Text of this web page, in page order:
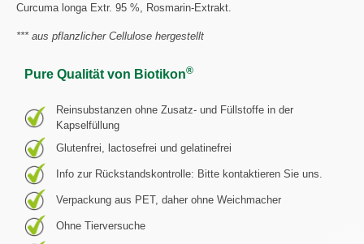
Curcuma longa Extr. 95 %, Rosmarin-Extrakt.
*** aus pflanzlicher Cellulose hergestellt
Pure Qualität von Biotikon®
Reinsubstanzen ohne Zusatz- und Füllstoffe in der
Kapselfüllung
Glutenfrei, lactosefrei und gelatinefrei
Info zur Rückstandskontrolle: Bitte kontaktieren Sie uns.
Verpackung aus PET, daher ohne Weichmacher
Ohne Tierversuche